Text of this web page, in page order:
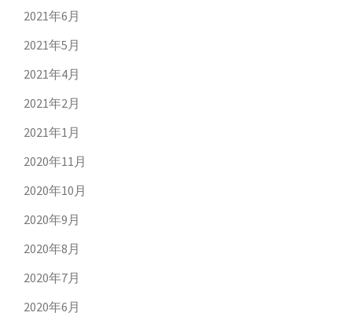
2021年6月
2021年5月
2021年4月
2021年2月
2021年1月
2020年11月
2020年10月
2020年9月
2020年8月
2020年7月
2020年6月